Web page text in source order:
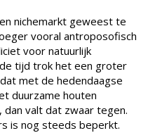
nichemarkt geweest te
vooral antroposofisch
voor natuurlijk
tijd trok het een groter
met de hedendaagse
duurzame houten
valt dat zwaar tegen.
is nog steeds beperkt.